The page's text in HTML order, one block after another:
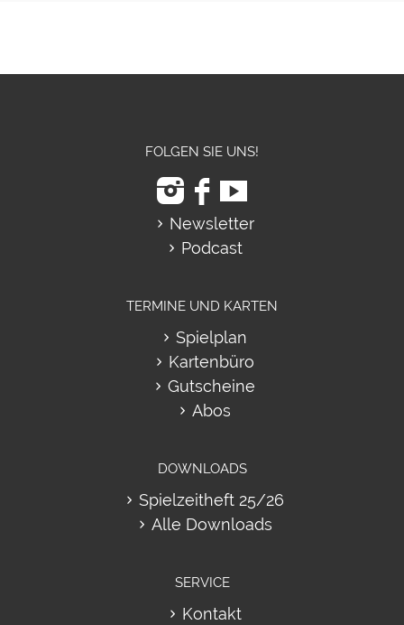
FOLGEN SIE UNS!
Newsletter
Podcast
TERMINE UND KARTEN
Spielplan
Kartenbüro
Gutscheine
Abos
DOWNLOADS
Spielzeitheft 25/26
Alle Downloads
SERVICE
Kontakt